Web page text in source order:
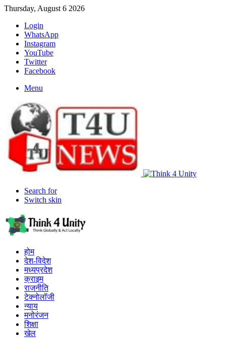
Thursday, August 6 2026
Login
WhatsApp
Instagram
YouTube
Twitter
Facebook
Menu
Search for
Switch skin
होम
देश-विदेश
मध्यप्रदेश
क्राइम
राजनीति
टेक्नोलॉजी
न्याय
मनोरंजन
शिक्षा
खेल